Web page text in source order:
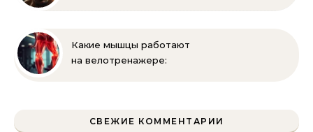
Какие мышцы работают
на велотренажере:
СВЕЖИЕ КОММЕНТАРИИ